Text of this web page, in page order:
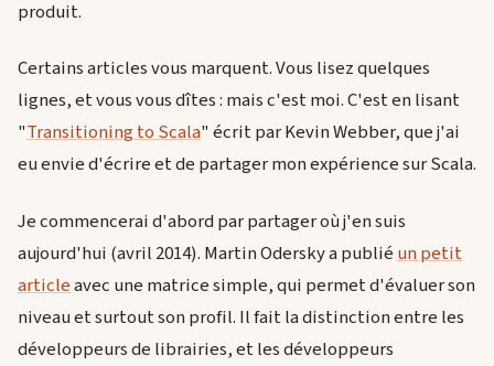
produit.
Certains articles vous marquent. Vous lisez quelques
lignes, et vous vous dîtes : mais c'est moi. C'est en lisant
"Transitioning to Scala" écrit par Kevin Webber, que j'ai
eu envie d'écrire et de partager mon expérience sur Scala.
Je commencerai d'abord par partager où j'en suis
aujourd'hui (avril 2014). Martin Odersky a publié un petit
articleavec une matrice simple, qui permet d'évaluer son
niveau et surtout son profil. Il fait la distinction entre les
développeurs de librairies, et les développeurs